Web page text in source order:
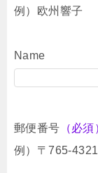
例）欧州響子
Name
郵便番号 （必須
例）〒765-4321